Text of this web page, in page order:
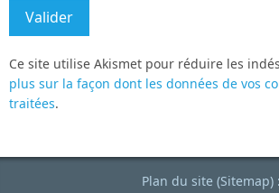
Ce site utilise Akismet pour réduire les
plus sur la façon dont les données de vos
traitées.
Plan du site (Sitemap) :